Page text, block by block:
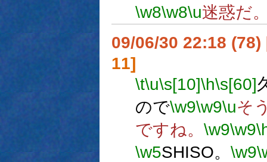
\w8\w8\u迷惑だ
09/06/30 22:18 (78)
11]
\t\u\s[10]\h\s[60]
ので\w9\w9\uそ
ですね。 \w9\w9
\w5SHISO。 \w9